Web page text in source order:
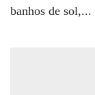
banhos de sol,...